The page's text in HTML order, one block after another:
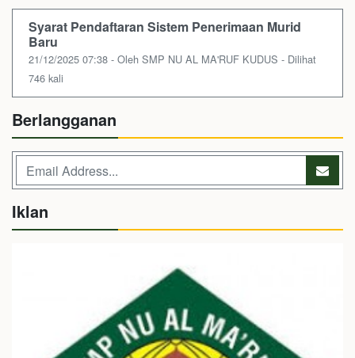
Syarat Pendaftaran Sistem Penerimaan Murid
Baru
21/12/2025 07:38 - Oleh SMP NU AL MA'RUF KUDUS - Dilihat
746 kali
Berlangganan
Iklan